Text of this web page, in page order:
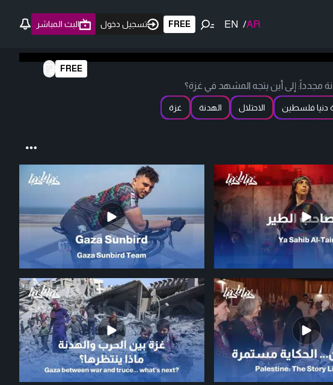
AR
/
EN
FREE تسجيل دخول البث المباشر
FREE
مجدداً: إلى أين يتجه المشهد في غزة؟
دنيا فلسطين الاحتلال الهدنة غزة